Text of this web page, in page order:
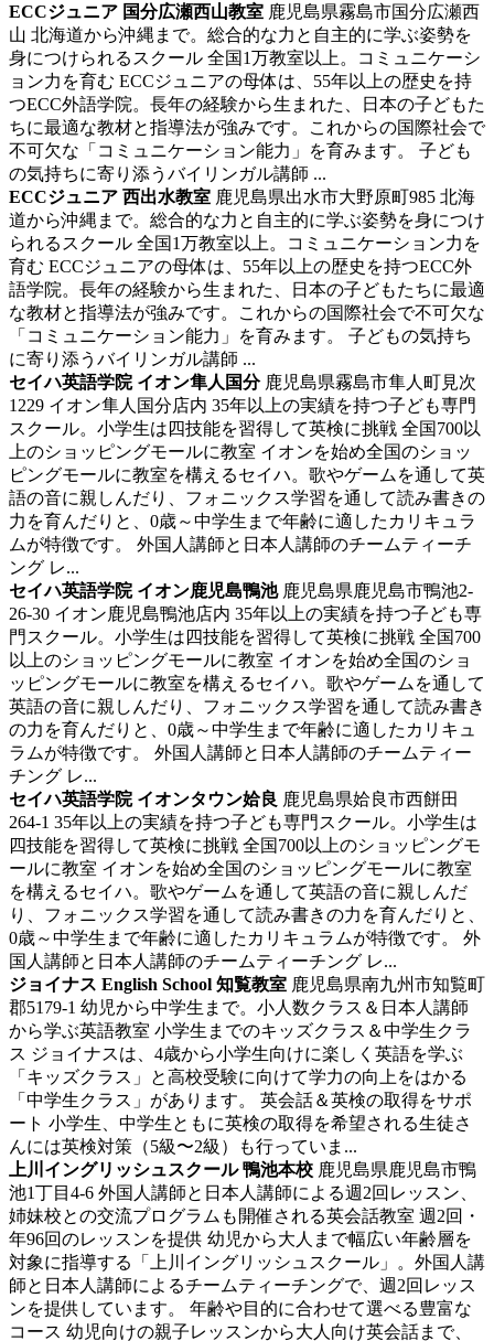
ECCジュニア 国分広瀬西山教室 鹿児島県霧島市国分広瀬西
山 北海道から沖縄まで。総合的な力と自主的に学ぶ姿勢を
身につけられるスクール 全国1万教室以上。コミュニケーシ
ョン力を育む ECCジュニアの母体は、55年以上の歴史を持
つECC外語学院。長年の経験から生まれた、日本の子どもた
ちに最適な教材と指導法が強みです。これからの国際社会で
不可欠な「コミュニケーション能力」を育みます。 子ども
の気持ちに寄り添うバイリンガル講師 ...
ECCジュニア 西出水教室 鹿児島県出水市大野原町985 北海
道から沖縄まで。総合的な力と自主的に学ぶ姿勢を身につけ
られるスクール 全国1万教室以上。コミュニケーション力を
育む ECCジュニアの母体は、55年以上の歴史を持つECC外
語学院。長年の経験から生まれた、日本の子どもたちに最適
な教材と指導法が強みです。これからの国際社会で不可欠な
「コミュニケーション能力」を育みます。 子どもの気持ち
に寄り添うバイリンガル講師 ...
セイハ英語学院 イオン隼人国分鹿児島県霧島市隼人町見次
1229 イオン隼人国分店内 35年以上の実績を持つ子ども専門
スクール。小学生は四技能を習得して英検に挑戦 全国700以
上のショッピングモールに教室 イオンを始め全国のショッ
ピングモールに教室を構えるセイハ。歌やゲームを通して英
語の音に親しんだり、フォニックス学習を通して読み書きの
力を育んだりと、0歳～中学生まで年齢に適したカリキュラ
ムが特徴です。 外国人講師と日本人講師のチームティーチ
ング レ...
セイハ英語学院 イオン鹿児島鴨池鹿児島県鹿児島市鴨池2-
26-30 イオン鹿児島鴨池店内 35年以上の実績を持つ子ども専
門スクール。小学生は四技能を習得して英検に挑戦 全国700
以上のショッピングモールに教室 イオンを始め全国のショ
ッピングモールに教室を構えるセイハ。歌やゲームを通して
英語の音に親しんだり、フォニックス学習を通して読み書き
の力を育んだりと、0歳～中学生まで年齢に適したカリキュ
ラムが特徴です。 外国人講師と日本人講師のチームティー
チング レ...
セイハ英語学院 イオンタウン姶良 鹿児島県姶良市西餅田
264-1 35年以上の実績を持つ子ども専門スクール。小学生は
四技能を習得して英検に挑戦 全国700以上のショッピングモ
ールに教室 イオンを始め全国のショッピングモールに教室
を構えるセイハ。歌やゲームを通して英語の音に親しんだ
り、フォニックス学習を通して読み書きの力を育んだりと、
0歳～中学生まで年齢に適したカリキュラムが特徴です。 外
国人講師と日本人講師のチームティーチング レ...
ジョイナス English School 知覧教室 鹿児島県南九州市知覧町
郡5179-1 幼児から中学生まで。小人数クラス＆日本人講師
から学ぶ英語教室 小学生までのキッズクラス＆中学生クラ
ス ジョイナスは、4歳から小学生向けに楽しく英語を学ぶ
「キッズクラス」と高校受験に向けて学力の向上をはかる
「中学生クラス」があります。 英会話＆英検の取得をサポ
ート 小学生、中学生ともに英検の取得を希望される生徒さ
んには英検対策（5級〜2級）も行っていま...
上川イングリッシュスクール 鴨池本校 鹿児島県鹿児島市鴨
池1丁目4-6 外国人講師と日本人講師による週2回レッスン、
姉妹校との交流プログラムも開催される英会話教室 週2回・
年96回のレッスンを提供 幼児から大人まで幅広い年齢層を
対象に指導する「上川イングリッシュスクール」。外国人講
師と日本人講師によるチームティーチングで、週2回レッス
ンを提供しています。 年齢や目的に合わせて選べる豊富な
コース 幼児向けの親子レッスンから大人向け英会話まで、